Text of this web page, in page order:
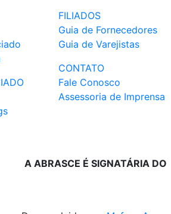
FILIADOS
Guia de Fornecedores
Guia de Varejistas
CONTATO
Fale Conosco
Assessoria de Imprensa
A ABRASCE É SIGNATÁRIA DO